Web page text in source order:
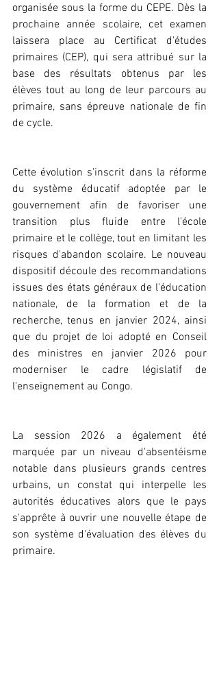
organisée sous la forme du CEPE. Dès la
prochaine année scolaire, cet examen
laissera place au Certificat d'études
primaires (CEP), qui sera attribué sur la
base des résultats obtenus par les
élèves tout au long de leur parcours au
primaire, sans épreuve nationale de fin
de cycle.
Cette évolution s'inscrit dans la réforme
du système éducatif adoptée par le
gouvernement afin de favoriser une
transition plus fluide entre l'école
primaire et le collège, tout en limitant les
risques d'abandon scolaire. Le nouveau
dispositif découle des recommandations
issues des états généraux de l'éducation
nationale, de la formation et de la
recherche, tenus en janvier 2024, ainsi
que du projet de loi adopté en Conseil
des ministres en janvier 2026 pour
moderniser le cadre législatif de
l'enseignement au Congo.
La session 2026 a également été
marquée par un niveau d'absentéisme
notable dans plusieurs grands centres
urbains, un constat qui interpelle les
autorités éducatives alors que le pays
s'apprête à ouvrir une nouvelle étape de
son système d'évaluation des élèves du
primaire.